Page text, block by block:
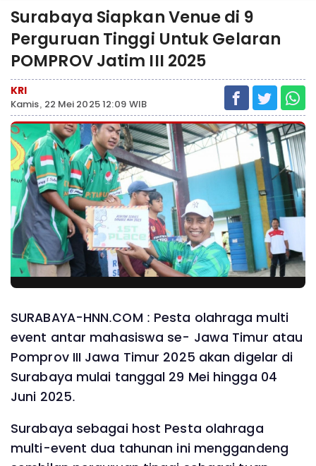
Surabaya Siapkan Venue di 9
Perguruan Tinggi Untuk Gelaran
POMPROV Jatim III 2025
KRI
Kamis, 22 Mei 2025 12:09 WIB
SURABAYA-HNN.COM : Pesta olahraga multi
event antar mahasiswa se- Jawa Timur atau
Pomprov III Jawa Timur 2025 akan digelar di
Surabaya mulai tanggal 29 Mei hingga 04
Juni 2025.
Surabaya sebagai host Pesta olahraga
multi-event dua tahunan ini menggandeng